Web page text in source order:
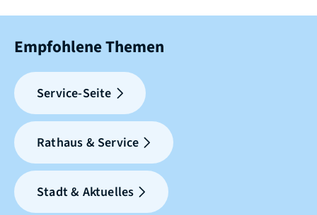
Empfohlene Themen
Service-Seite
Rathaus & Service
Stadt & Aktuelles